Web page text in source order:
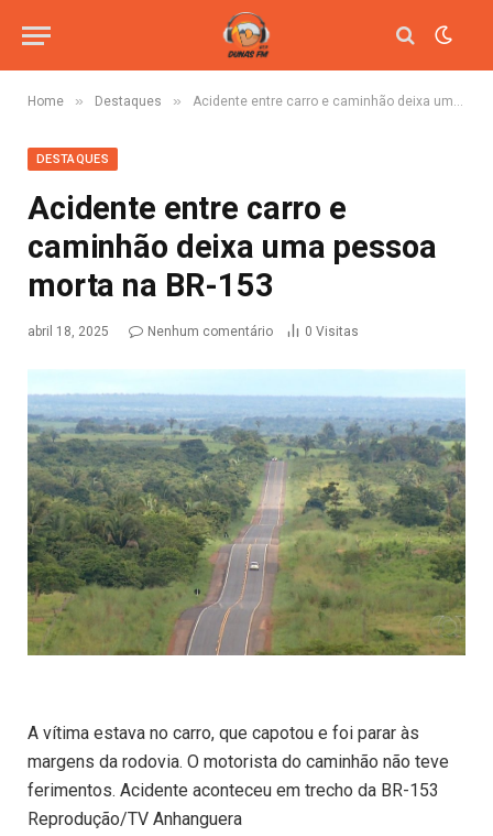
Home » Destaques » Acidente entre carro e caminhão deixa uma pessoa morta na BR-153
DESTAQUES
Acidente entre carro e
caminhão deixa uma pessoa
morta na BR-153
abril 18, 2025 Nenhum comentário 0 Visitas
A vítima estava no carro, que capotou e foi parar às
margens da rodovia. O motorista do caminhão não teve
ferimentos. Acidente aconteceu em trecho da BR-153
Reprodução/TV Anhanguera